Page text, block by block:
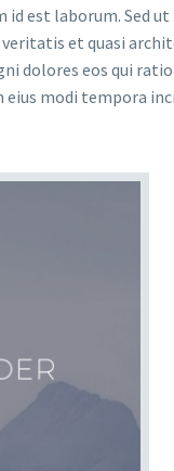
est laborum. Sed
et quasi
dolores eos qui
modi tempora